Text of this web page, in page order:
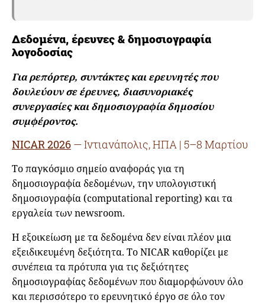
Δεδομένα, έρευνες & δημοσιογραφία
λογοδοσίας
Για ρεπόρτερ, συντάκτες και ερευνητές που
δουλεύουν σε έρευνες, διασυνοριακές
συνεργασίες και δημοσιογραφία δημοσίου
συμφέροντος.
NICAR 2026 — Ιντιανάπολις, ΗΠΑ | 5–8 Μαρτίου
Το παγκόσμιο σημείο αναφοράς για τη
δημοσιογραφία δεδομένων, την υπολογιστική
δημοσιογραφία (computational reporting) και τα
εργαλεία των newsroom.
Η εξοικείωση με τα δεδομένα δεν είναι πλέον μια
εξειδικευμένη δεξιότητα. Το NICAR καθορίζει με
συνέπεια τα πρότυπα για τις δεξιότητες
δημοσιογραφίας δεδομένων που διαμορφώνουν όλο
και περισσότερο το ερευνητικό έργο σε όλο τον